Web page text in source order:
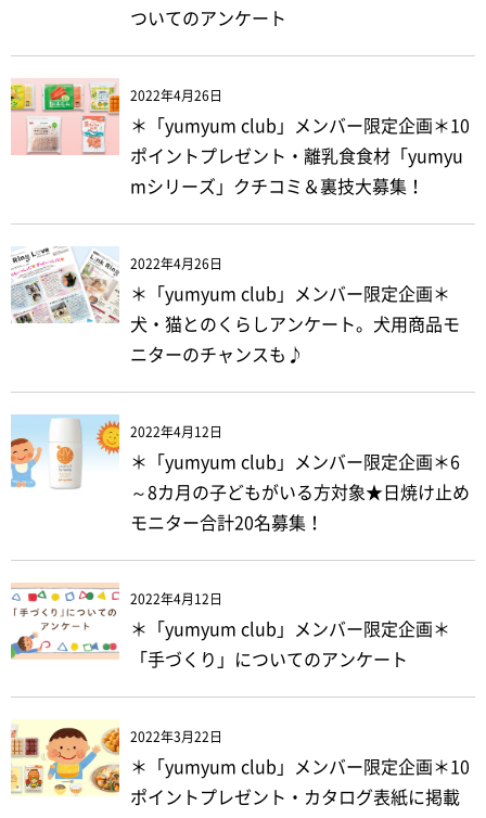
ついてのアンケート
2022年4月26日
＊「yumyum club」メンバー限定企画＊10
ポイントプレゼント・離乳食食材「yumyu
mシリーズ」クチコミ＆裏技大募集！
2022年4月26日
＊「yumyum club」メンバー限定企画＊
犬・猫とのくらしアンケート。犬用商品モ
ニターのチャンスも♪
2022年4月12日
＊「yumyum club」メンバー限定企画＊6
～8カ月の子どもがいる方対象★日焼け止め
モニター合計20名募集！
2022年4月12日
＊「yumyum club」メンバー限定企画＊
「手づくり」についてのアンケート
2022年3月22日
＊「yumyum club」メンバー限定企画＊10
ポイントプレゼント・カタログ表紙に掲載